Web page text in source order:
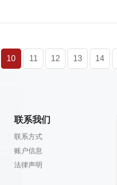
10 11 12 13 14
联系我们
联系方式
账户信息
法律声明